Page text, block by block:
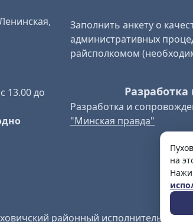
13.00 до
Заполнить анкету о
административных
райсполкомом
Разработка и
"Минская правда"
районный исполнительный
на